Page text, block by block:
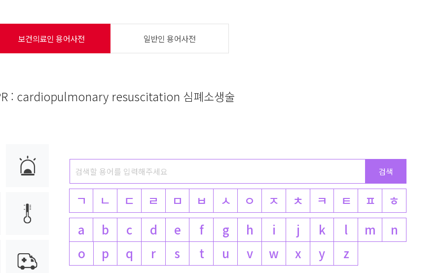
보건의료인 용어사전 일반인 용어사전
: cardiopulmonary resuscitation 심폐소생술
ㄱ ㄴ ㄷ ㄹ ㅁ ㅂ ㅅ ㅇ ㅈ ㅊ ㅋ ㅌ ㅍ
ㅎ
a
b c d e f g h i j k l m
n
o
p q r s t u v w x y z